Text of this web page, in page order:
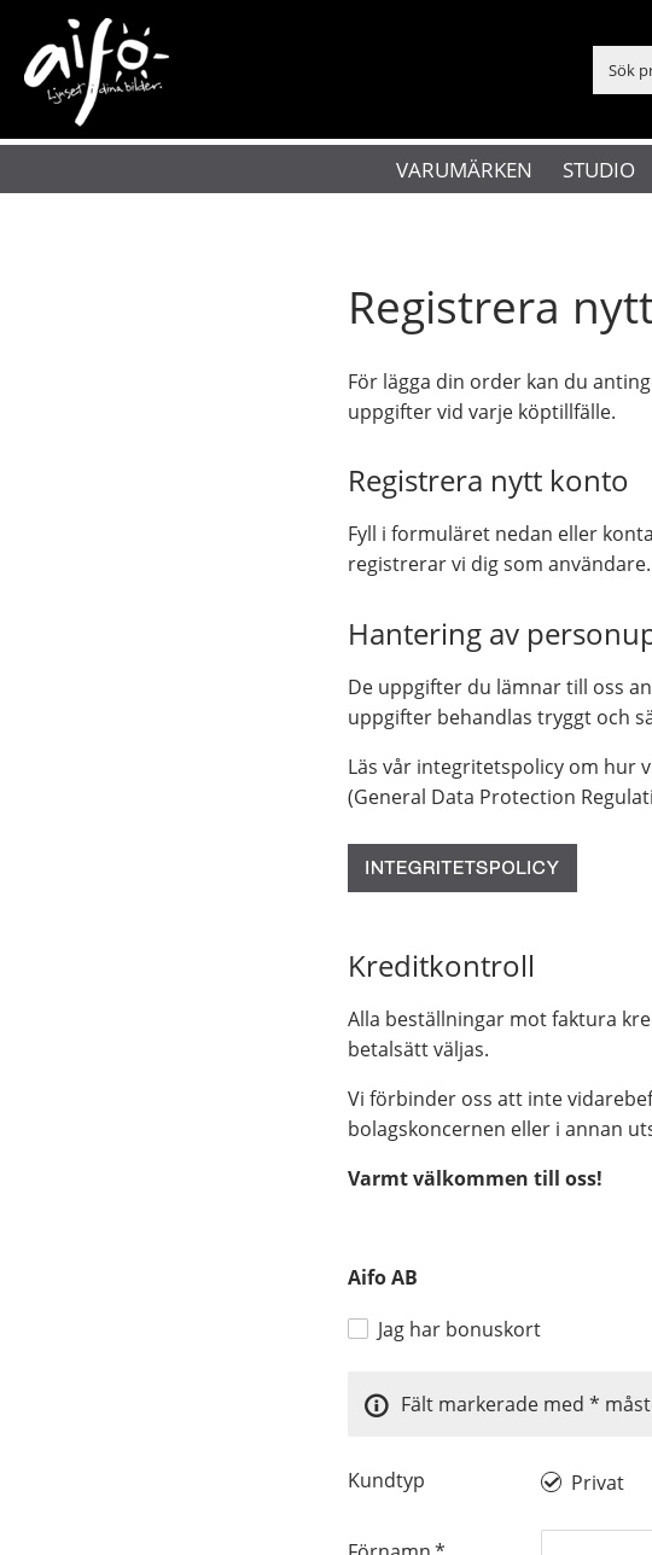
VARUMÄRKEN STUDIO
Registrera
För lägga din order kan du
uppgifter vid varje köptillfälle.
Registrera nytt konto
Fyll i formuläret nedan eller
registrerar vi dig som användare.
Hantering av
De uppgifter du lämnar till oss
uppgifter behandlas tryggt och
Läs vår integritetspolicy om hur
(General Data Protection
Kreditkontroll
Alla beställningar mot faktura
betalsätt väljas.
Vi förbinder oss att inte
bolagskoncernen eller i annan
Varmt välkommen till oss!
Aifo AB
Jag har bonuskort
Fält markerade med *
Kundtyp Privat